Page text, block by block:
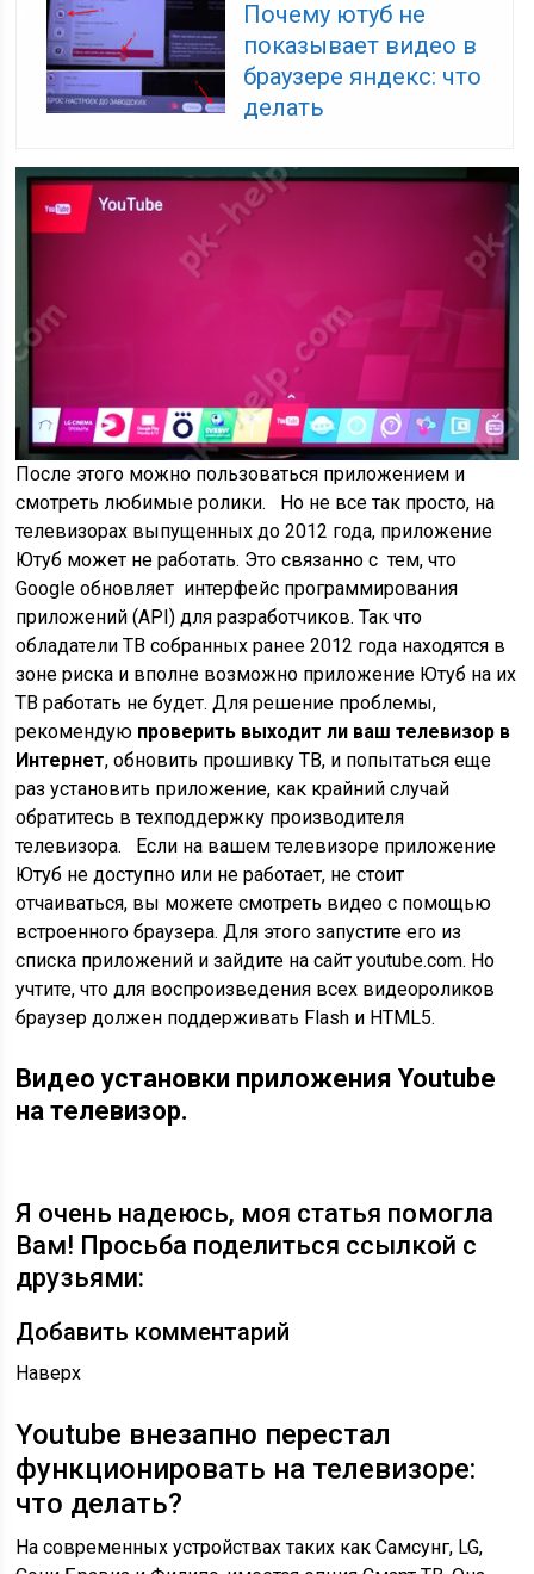
Почему ютуб не
показывает видео в
браузере яндекс: что
делать
После этого можно пользоваться приложением и
смотреть любимые ролики. Но не все так просто, на
телевизорах выпущенных до 2012 года, приложение
Ютуб может не работать. Это связанно с тем, что
Google обновляет интерфейс программирования
приложений (API) для разработчиков. Так что
обладатели ТВ собранных ранее 2012 года находятся в
зоне риска и вполне возможно приложение Ютуб на их
ТВ работать не будет. Для решение проблемы,
рекомендую проверить выходит ли ваш телевизор в
Интернет, обновить прошивку ТВ, и попытаться еще
раз установить приложение, как крайний случай
обратитесь в техподдержку производителя
телевизора. Если на вашем телевизоре приложение
Ютуб не доступно или не работает, не стоит
отчаиваться, вы можете смотреть видео с помощью
встроенного браузера. Для этого запустите его из
списка приложений и зайдите на сайт youtube.com. Но
учтите, что для воспроизведения всех видеороликов
браузер должен поддерживать Flash и HTML5.
Видео установки приложения Youtube
на телевизор.
Я очень надеюсь, моя статья помогла
Вам! Просьба поделиться ссылкой с
друзьями:
Добавить комментарий
Наверх
Youtube внезапно перестал
функционировать на телевизоре:
что делать?
На современных устройствах таких как Самсунг, LG,